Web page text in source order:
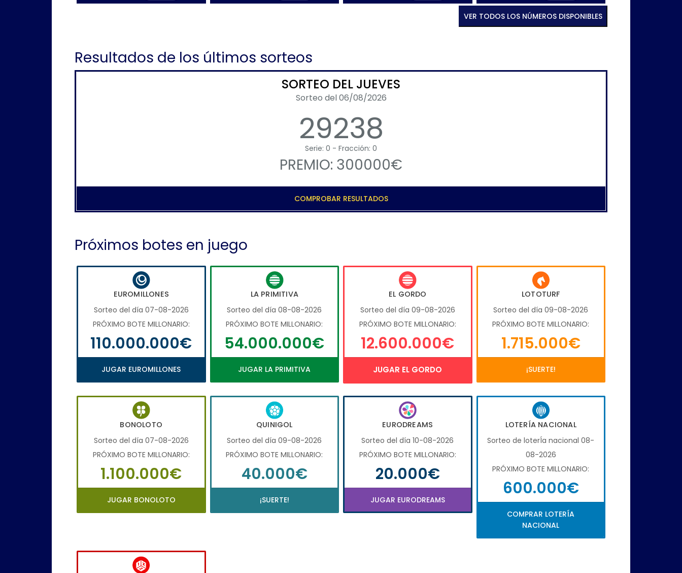
VER TODOS LOS NÚMEROS DISPONIBLES
Resultados de los últimos sorteos
SORTEO DEL JUEVES
Sorteo del 06/08/2026
29238
Serie: 0 - Fracción: 0
PREMIO: 300000€
COMPROBAR RESULTADOS
Próximos botes en juego
EUROMILLONES
Sorteo del día 07-08-2026
PRÓXIMO BOTE MILLONARIO:
110.000.000€
JUGAR EUROMILLONES
LA PRIMITIVA
Sorteo del día 08-08-2026
PRÓXIMO BOTE MILLONARIO:
54.000.000€
JUGAR LA PRIMITIVA
EL GORDO
Sorteo del día 09-08-2026
PRÓXIMO BOTE MILLONARIO:
12.600.000€
JUGAR EL GORDO
LOTOTURF
Sorteo del día 09-08-2026
PRÓXIMO BOTE MILLONARIO:
1.715.000€
¡SUERTE!
BONOLOTO
Sorteo del día 07-08-2026
PRÓXIMO BOTE MILLONARIO:
1.100.000€
JUGAR BONOLOTO
QUINIGOL
Sorteo del día 09-08-2026
PRÓXIMO BOTE MILLONARIO:
40.000€
¡SUERTE!
EURODREAMS
Sorteo del día 10-08-2026
PRÓXIMO BOTE MILLONARIO:
20.000€
JUGAR EURODREAMS
LOTERÍA NACIONAL
Sorteo de loterÍa nacional 08-
08-2026
PRÓXIMO BOTE MILLONARIO:
600.000€
COMPRAR LOTERÍA
NACIONAL